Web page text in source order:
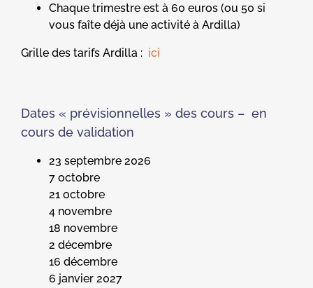
Chaque trimestre est à 60 euros (ou 50 si
vous faîte déjà une activité à Ardilla)
Grille des tarifs Ardilla : ici
Dates « prévisionnelles » des cours – en
cours de validation
23 septembre 2026
7 octobre
21 octobre
4 novembre
18 novembre
2 décembre
16 décembre
6 janvier 2027